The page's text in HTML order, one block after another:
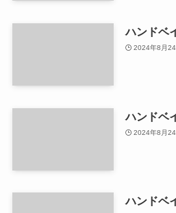
ハンドベ
2024年8月24
ハンドベ
2024年8月24
ハンドベ